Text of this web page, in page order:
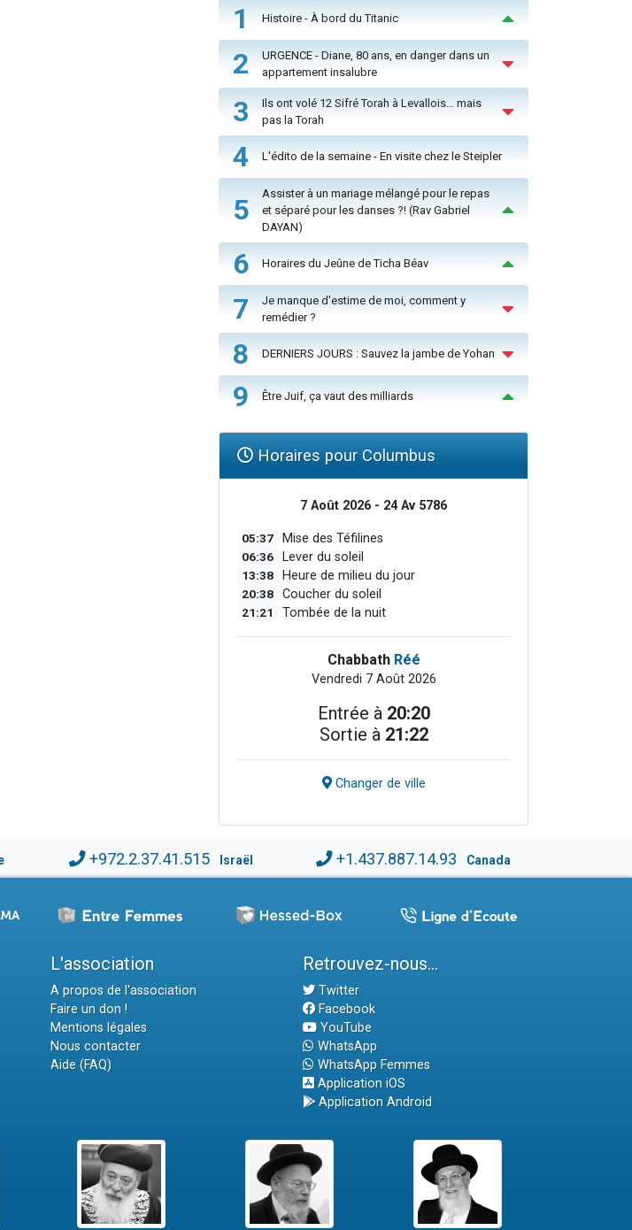
1 Histoire - À bord du Titanic
2
URGENCE - Diane, 80 ans, en danger dans un
appartement insalubre
3
Ils ont volé 12 Sifré Torah à Levallois… mais
pas la Torah
4 L'édito de la semaine - En visite chez le Steipler
5
Assister à un mariage mélangé pour le repas
et séparé pour les danses ?! (Rav Gabriel
DAYAN)
6 Horaires du Jeûne de Ticha Béav
7
Je manque d'estime de moi, comment y
remédier ?
8 DERNIERS JOURS : Sauvez la jambe de Yohan
9 Être Juif, ça vaut des milliards
Horaires pour Columbus
7 Août 2026 - 24 Av 5786
05:37 Mise des Téfilines
06:36 Lever du soleil
13:38 Heure de milieu du jour
20:38 Coucher du soleil
21:21 Tombée de la nuit
Chabbath Réé
Vendredi 7 Août 2026
Entrée à 20:20
Sortie à 21:22
Changer de ville
+972.2.37.41.515 Israël +1.437.887.14.93 Canada
L'association
A propos de l'association
Faire un don !
Mentions légales
Nous contacter
Aide (FAQ)
Retrouvez-nous...
Twitter
Facebook
YouTube
WhatsApp
WhatsApp Femmes
Application iOS
Application Android